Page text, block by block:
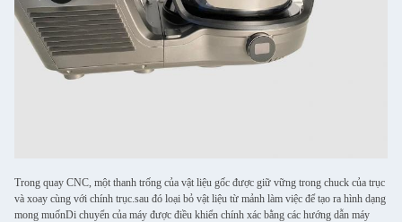
Trong quay CNC, một thanh trống của vật liệu gốc được giữ vững trong chuck của trục
và xoay cùng với chính trục.sau đó loại bỏ vật liệu từ mảnh làm việc để tạo ra hình dạng
mong muốnDi chuyển của máy được điều khiển chính xác bằng các hướng dẫn máy